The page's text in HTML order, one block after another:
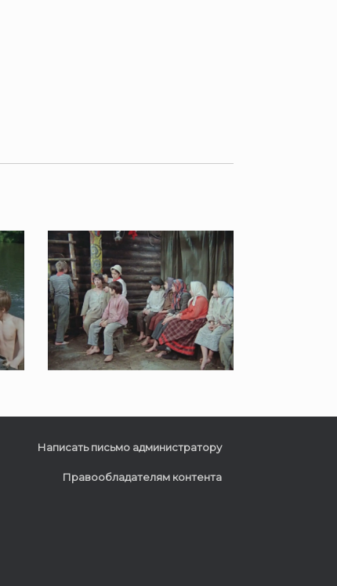
Написать письмо администратору
Правообладателям контента